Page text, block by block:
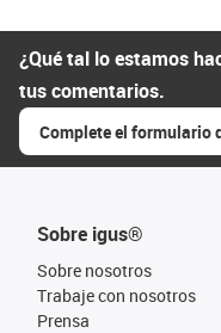
¿Qué tal lo estamos
tus comentarios.
Complete el formulario
Sobre igus®
Sobre nosotros
Trabaje con nosotros
Prensa